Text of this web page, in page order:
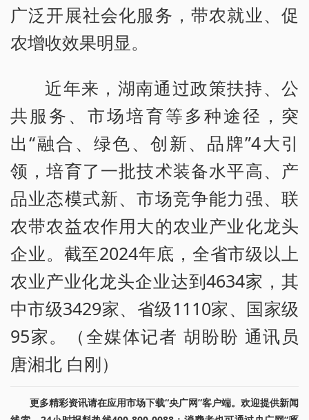
广泛开展社会化服务，带农就业、促
农增收效果明显。
近年来，湖南通过政策扶持、公
共服务、市场培育等多种途径，突
出“融合、绿色、创新、品牌”4大引
领，培育了一批技术装备水平高、产
品业态模式新、市场竞争能力强、联
农带农益农作用大的农业产业化龙头
企业。截至2024年底，全省市级以上
农业产业化龙头企业达到4634家，其
中市级3429家、省级1110家、国家级
95家。（全媒体记者 胡盼盼 通讯员
唐湘北 白刚）
更多精彩资讯请在应用市场下载“央广网”客户端。欢迎提供新闻